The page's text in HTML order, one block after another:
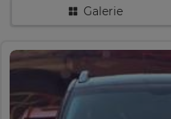
Galerie